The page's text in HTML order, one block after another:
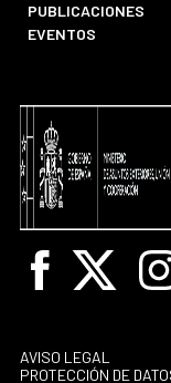
PUBLICACIONES
EVENTOS
Facebook
X
AVISO LEGAL
PROTECCIÓN DE